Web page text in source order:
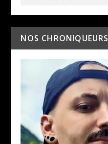
NOS CHRONIQUEURS